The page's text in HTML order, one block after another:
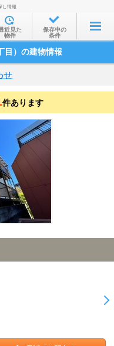
から
から
時間から
社から
し情報
近見た
物件
保存中の
条件
目）の建物情報
せ
件あります